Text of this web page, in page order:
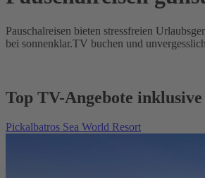
Pauschalreisen bieten stressfreien
bei sonnenklar.TV buchen und
Top TV-Angebote
Pickalbatros Sea World Resort